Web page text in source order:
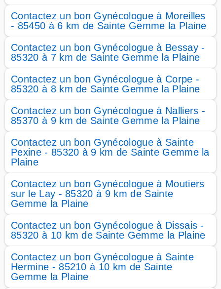
Contactez un bon Gynécologue à Moreilles
- 85450 à 6 km de Sainte Gemme la Plaine
Contactez un bon Gynécologue à Bessay -
85320 à 7 km de Sainte Gemme la Plaine
Contactez un bon Gynécologue à Corpe -
85320 à 8 km de Sainte Gemme la Plaine
Contactez un bon Gynécologue à Nalliers -
85370 à 9 km de Sainte Gemme la Plaine
Contactez un bon Gynécologue à Sainte
Pexine - 85320 à 9 km de Sainte Gemme la
Plaine
Contactez un bon Gynécologue à Moutiers
sur le Lay - 85320 à 9 km de Sainte
Gemme la Plaine
Contactez un bon Gynécologue à Dissais -
85320 à 10 km de Sainte Gemme la Plaine
Contactez un bon Gynécologue à Sainte
Hermine - 85210 à 10 km de Sainte
Gemme la Plaine